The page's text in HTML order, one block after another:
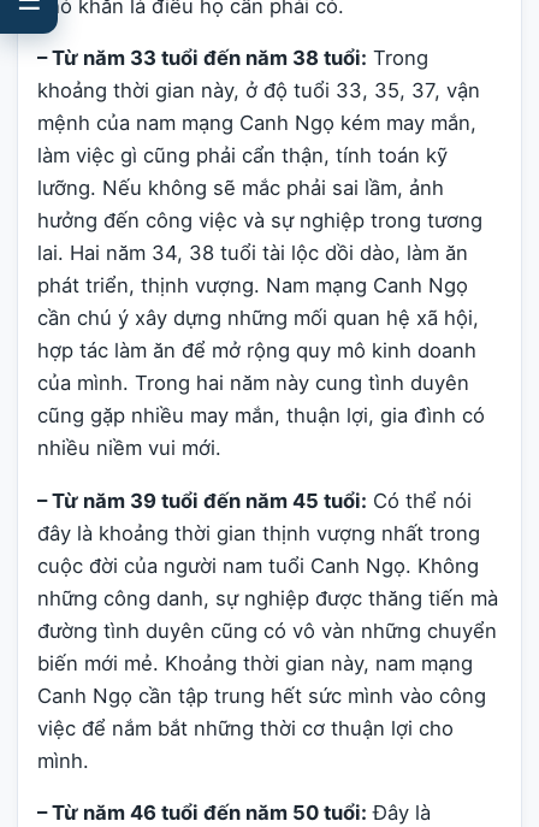
khó khăn là điều họ cần phải có.
– Từ năm 33 tuổi đến năm 38 tuổi: Trong
khoảng thời gian này, ở độ tuổi 33, 35, 37, vận
mệnh của nam mạng Canh Ngọ kém may mắn,
làm việc gì cũng phải cẩn thận, tính toán kỹ
lưỡng. Nếu không sẽ mắc phải sai lầm, ảnh
hưởng đến công việc và sự nghiệp trong tương
lai. Hai năm 34, 38 tuổi tài lộc dồi dào, làm ăn
phát triển, thịnh vượng. Nam mạng Canh Ngọ
cần chú ý xây dựng những mối quan hệ xã hội,
hợp tác làm ăn để mở rộng quy mô kinh doanh
của mình. Trong hai năm này cung tình duyên
cũng gặp nhiều may mắn, thuận lợi, gia đình có
nhiều niềm vui mới.
– Từ năm 39 tuổi đến năm 45 tuổi: Có thể nói
đây là khoảng thời gian thịnh vượng nhất trong
cuộc đời của người nam tuổi Canh Ngọ. Không
những công danh, sự nghiệp được thăng tiến mà
đường tình duyên cũng có vô vàn những chuyển
biến mới mẻ. Khoảng thời gian này, nam mạng
Canh Ngọ cần tập trung hết sức mình vào công
việc để nắm bắt những thời cơ thuận lợi cho
mình.
– Từ năm 46 tuổi đến năm 50 tuổi: Đây là